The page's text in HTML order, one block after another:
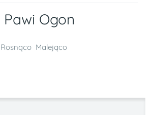
Pawi Ogon
Rosnąco Malejąco